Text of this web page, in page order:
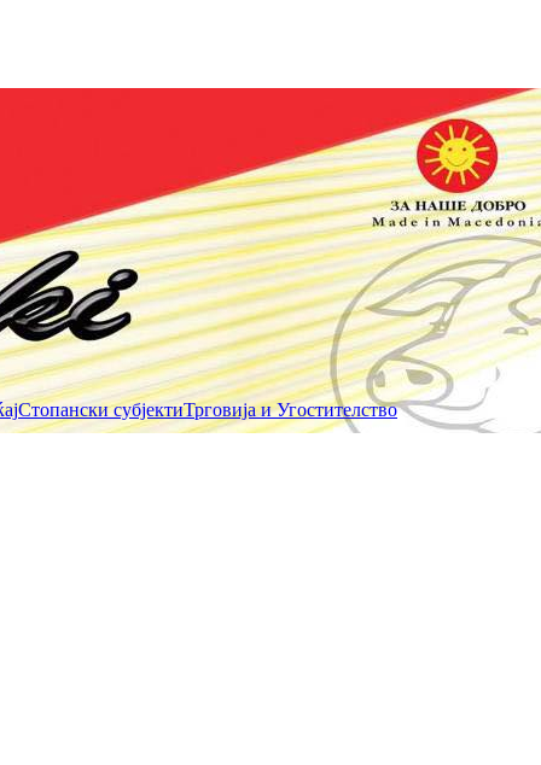
Стопански субјектиТрговија и Угостителство